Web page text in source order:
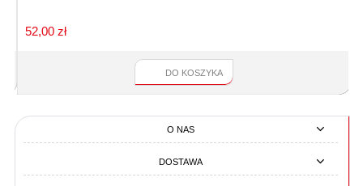
52,00 zł
DO KOSZYKA
O NAS
DOSTAWA